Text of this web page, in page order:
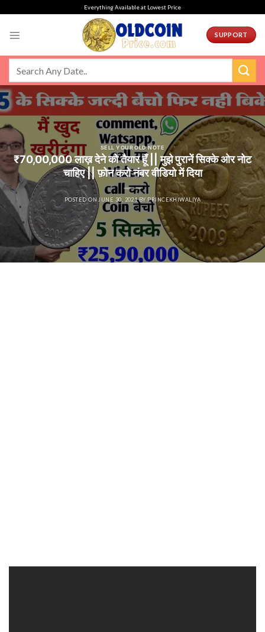
Everything Available at Lowest Price
SUPPORT
SELL YOUR OLD NOTE
₹70,00,000 लाख़ देने को तैयार हूँ || मुझे पुरानें सिक्के ओर नोट
चाहिए || फ़ोन करो नंबर वीडियो में दिया
POSTED ONJUNE 30, 2021 BY PRINCEKHIWALIYA